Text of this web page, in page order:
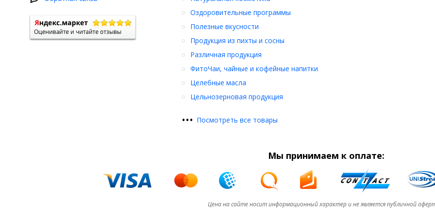
Оздоровительные программы
Полезные вкусности
Продукция из пихты и сосны
Различная продукция
ФитоЧаи, чайные и кофейные напитки
Целебные масла
Цельнозерновая продукция
••• Посмотреть все товары
Мы принимаем к оплате:
Цена на сайте носит информационный характер и не является публичной